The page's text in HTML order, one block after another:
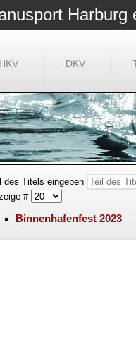
Harburg
HKV DKV
des Titels eingeben
#
Binnenhafenfest 2023